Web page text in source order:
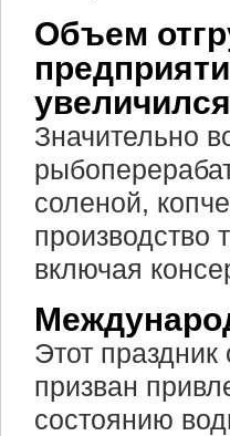
Объем
Значительно
соленой,
производство
включая
Этот
призван
состоянию